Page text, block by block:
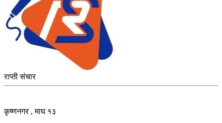
राप्ती संचार
कृष्णनगर , माघ १३